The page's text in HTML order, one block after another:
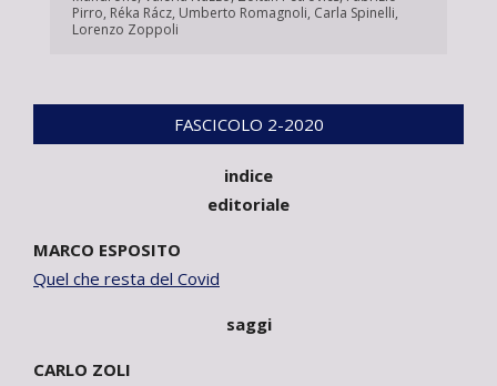
Pirro, Réka Rácz, Umberto Romagnoli, Carla Spinelli,
Lorenzo Zoppoli
FASCICOLO 2-2020
indice
editoriale
MARCO ESPOSITO
Quel che resta del Covid
saggi
CARLO ZOLI